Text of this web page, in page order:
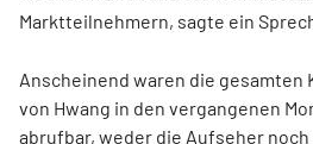
Marktteilnehmern, sagte ein
Anscheinend waren die
von Hwang in den vergangenen
abrufbar, weder die Aufseher